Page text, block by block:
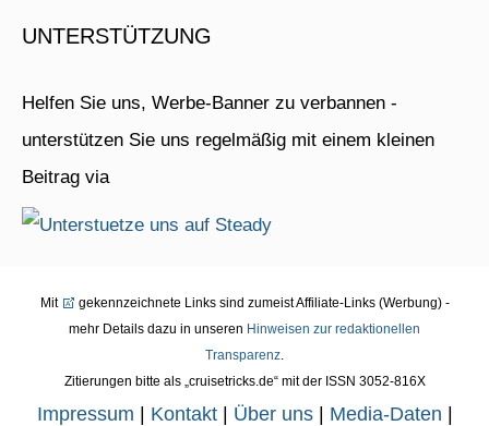
UNTERSTÜTZUNG
Helfen Sie uns, Werbe-Banner zu verbannen -
unterstützen Sie uns regelmäßig mit einem kleinen
Beitrag via
Mit
gekennzeichnete Links sind zumeist Affiliate-Links (Werbung) -
mehr Details dazu in unseren Hinweisen zur redaktionellen
Transparenz
Zitierungen bitte als „cruisetricks.de“ mit der ISSN 3052-816X
Impressum | Kontakt| Über uns| Media-Daten |